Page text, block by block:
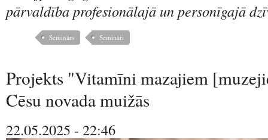
pārvaldība profesionālajā un personīgajā
Seminārs Semināri
Projekts "Vitamīni mazajiem
Cēsu novada muižās
22.05.2025 - 22:46